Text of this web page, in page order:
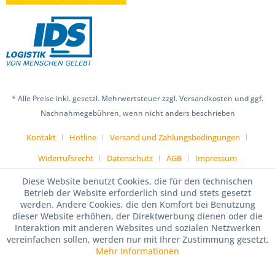
* Alle Preise inkl. gesetzl. Mehrwertsteuer zzgl. Versandkosten und ggf.
Nachnahmegebühren, wenn nicht anders beschrieben
Kontakt Hotline
Versand und Zahlungsbedingungen
Widerrufsrecht
Datenschutz AGB Impressum
Diese Website benutzt Cookies, die für den technischen
Betrieb der Website erforderlich sind und stets gesetzt
werden. Andere Cookies, die den Komfort bei Benutzung
dieser Website erhöhen, der Direktwerbung dienen oder die
Interaktion mit anderen Websites und sozialen Netzwerken
vereinfachen sollen, werden nur mit Ihrer Zustimmung gesetzt.
Mehr Informationen